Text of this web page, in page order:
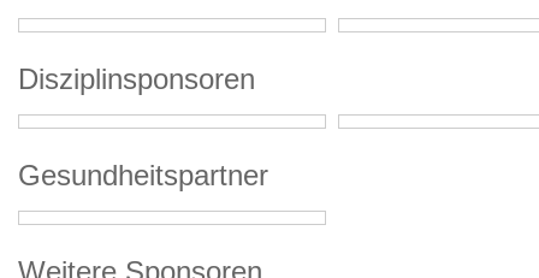
Disziplinsponsoren
Gesundheitspartner
Weitere Sponsoren